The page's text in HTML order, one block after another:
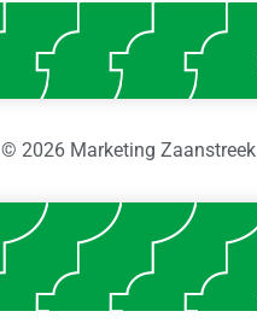
© 2026 Marketing